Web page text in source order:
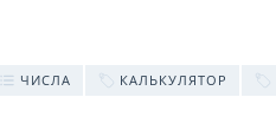
ЧИСЛА КАЛЬКУЛЯТОР